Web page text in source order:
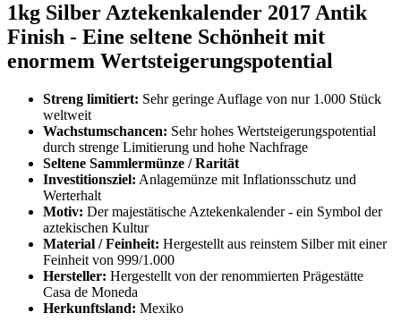
1kg Silber Aztekenkalender 2017 Antik
Finish - Eine seltene Schönheit mit
enormem Wertsteigerungspotential
Streng limitiert: Sehr geringe Auflage von nur 1.000 Stück
weltweit
Wachstumschancen: Sehr hohes Wertsteigerungspotential
durch strenge Limitierung und hohe Nachfrage
Seltene Sammlermünze / Rarität
Investitionsziel: Anlagemünze mit Inflationsschutz und
Werterhalt
Motiv: Der majestätische Aztekenkalender - ein Symbol der
aztekischen Kultur
Material / Feinheit: Hergestellt aus reinstem Silber mit einer
Feinheit von 999/1.000
Hersteller: Hergestellt von der renommierten Prägestätte
Casa de Moneda
Herkunftsland: Mexiko